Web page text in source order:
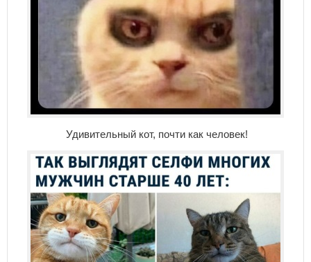
Удивительный кот, почти как человек!